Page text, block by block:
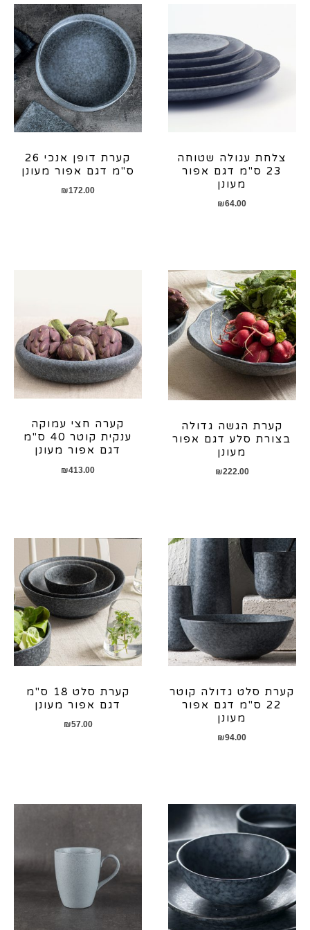
צלחת עגולה שטוחה
23 ס"מ דגם אפור
מעונן
₪64.00
קערת דופן אנכי 26
ס"מ דגם אפור מעונן
₪172.00
קערת הגשה גדולה
בצורת סלע דגם אפור
מעונן
₪222.00
קערה חצי עמוקה
ענקית קוטר 40 ס"מ
דגם אפור מעונן
₪413.00
קערת סלט גדולה קוטר
22 ס"מ דגם אפור
מעונן
₪94.00
קערת סלט 18 ס"מ
דגם אפור מעונן
₪57.00